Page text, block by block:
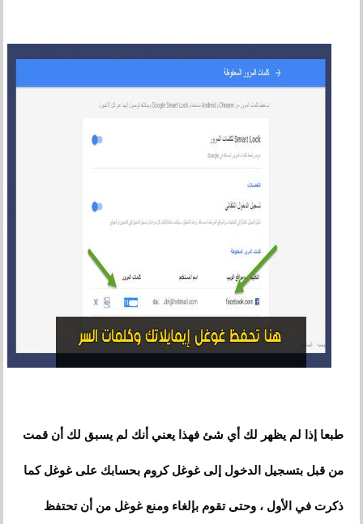
طبعا إذا لم يظهر لك أي شئ فهذا يعني أنك لم يسبق لك أن قمت
من قبل بتسجيل الدخول إلى غوغل كروم بحسابك على غوغل كما
ذكرت في الأول ، وحتى تقوم بإلغاء ومنع غوغل من أن تحتفظ